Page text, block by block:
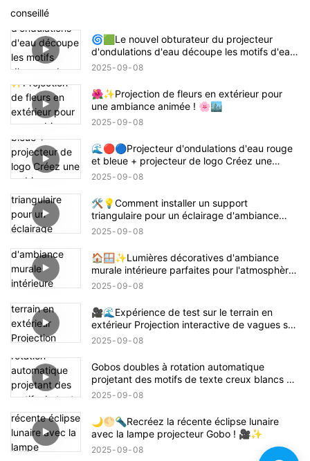
conseillé
🌀🟩Le nouvel obturateur du projecteur
d'ondulations d'eau découpe les motifs d'eau
ronds en rectangles, carrés ou demi-cercles !
2025 09 08
🌺✨Projection de fleurs en extérieur pour
une ambiance animée ! 🌸🏙️
2025 09 08
🌊🔴🔵Projecteur d'ondulations d'eau rouge
et bleue + projecteur de logo Créez une
ambiance sur le thème de Demon Slayer
2025 09 08
🛠️💡Comment installer un support
triangulaire pour un éclairage d'ambiance
intérieur – Guide facile 📝🏠
2025 09 08
🏠🪟✨Lumières décoratives d'ambiance
murale intérieure parfaites pour l'atmosphère
de la maison
2025 09 08
🎥🌊Expérience de test sur le terrain en
extérieur Projection interactive de vagues sur
la plage 🌊✨
2025 09 08
Gobos doubles à rotation automatique
projetant des motifs de texte creux blancs 🌟
🔄✨
2025 09 08
🌙🌕🔦Recréez la récente éclipse lunaire
avec la lampe projecteur Gobo ! 🎥✨
2025 09 08